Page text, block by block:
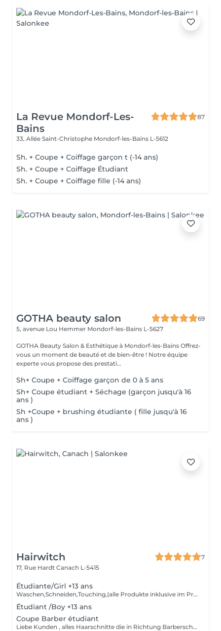
La Revue Mondorf-Les-
Bains
87
33, Allée Saint-Christophe Mondorf-les-Bains L-5612
Sh. + Coupe + Coiffage garçon t (-14 ans)
Sh. + Coupe + Coiffage Étudiant
Sh. + Coupe + Coiffage fille (-14 ans)
GOTHA beauty salon
69
5, avenue Lou Hemmer Mondorf-les-Bains L-5627
GOTHA Beauty Salon & Esthétique à Mondorf-les-Bains Offrez-
vous un moment de beauté et de bien-être ! Notre équipe
experte vous propose des prestati...
Sh+ Coupe + Coiffage garçon de 0 à 5 ans
Sh+ Coupe étudiant + Séchage (garçon jusqu'à 16
ans )
Sh +Coupe + brushing étudiante ( fille jusqu'à 16
ans )
Hairwitch
7
17, Rue Hardt Canach L-5415
Étudiante/Girl +13 ans
Waschen,Schneiden,Touching,(alle Produkte inklusive im Preis mit drin)
Étudiant /Boy +13 ans
Coupe Barber étudiant
Liebe Kunden , alles Haarschnitte die in Richtung Barberschnitt gehen werden als Barberschnitt verrechnet( wegen Mehrarbeit) Wir bitten um Verständnis!